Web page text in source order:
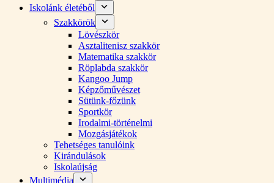
Iskolánk életéből
Szakkörök
Lövészkör
Asztalitenisz szakkör
Matematika szakkör
Röplabda szakkör
Kangoo Jump
Képzőművészet
Sütünk-főzünk
Sportkör
Irodalmi-történelmi
Mozgásjátékok
Tehetséges tanulóink
Kirándulások
Iskolaújság
Multimédia